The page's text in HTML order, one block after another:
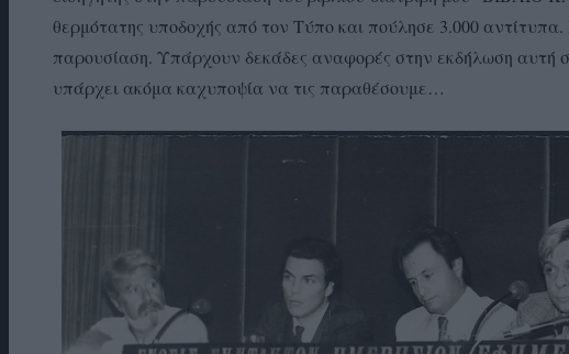
θερμότατης υποδοχής από τον Τύπο και πούλησε 3.000
παρουσίαση. Υπάρχουν δεκάδες αναφορές στην εκδήλωση αυτή
υπάρχει ακόμα καχυποψία να τις παραθέσουμε…